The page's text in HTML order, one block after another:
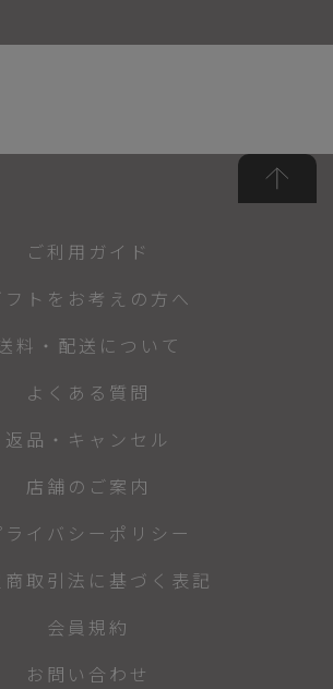
ご利用ガイド
フトをお考えの方へ
料・配送について
よくある質問
返品・キャンセル
店舗のご案内
ライバシーポリシー
商取引法に基づく表記
会員規約
お問い合わせ